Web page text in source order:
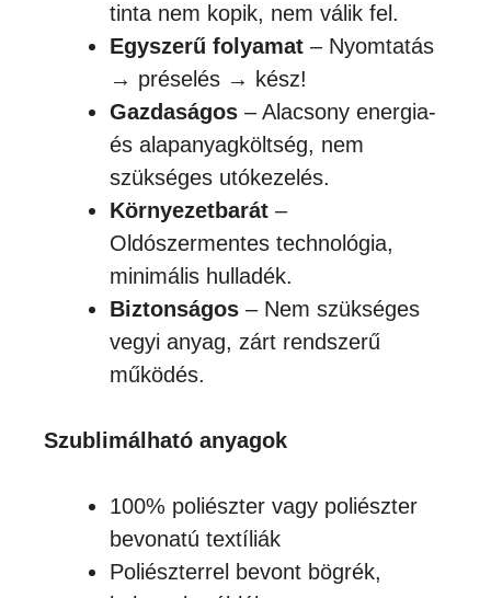
tinta nem kopik, nem válik fel.
Egyszerű folyamat – Nyomtatás
→ préselés → kész!
Gazdaságos – Alacsony energia-
és alapanyagköltség, nem
szükséges utókezelés.
Környezetbarát –
Oldószermentes technológia,
minimális hulladék.
Biztonságos – Nem szükséges
vegyi anyag, zárt rendszerű
működés.
Szublimálható anyagok
100% poliészter vagy poliészter
bevonatú textíliák
Poliészterrel bevont bögrék,